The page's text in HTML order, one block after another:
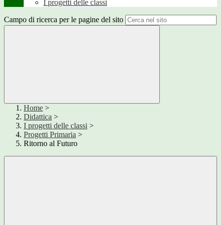
I progetti delle classi
Campo di ricerca per le pagine del sito
Home >
Didattica >
I progetti delle classi >
Progetti Primaria >
Ritorno al Futuro